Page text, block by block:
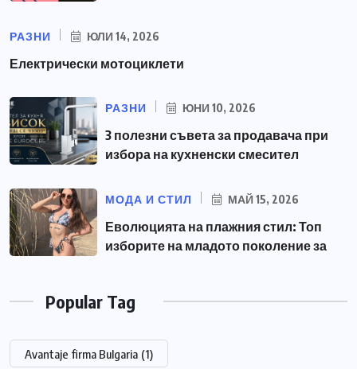
РАЗНИ ЮЛИ 14, 2026
Електрически мотоциклети
РАЗНИ ЮНИ 10, 2026
3 полезни съвета за продавача при
избора на кухненски смесител
МОДА И СТИЛ МАЙ 15, 2026
Еволюцията на плажния стил: Топ
изборите на младото поколение за
Popular Tag
Avantaje firma Bulgaria (1)